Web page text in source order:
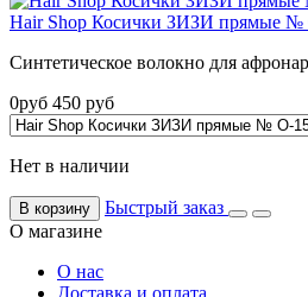
Hair Shop Косички ЗИЗИ прямые
Синтетическое волокно для
0руб 450 руб
Нет в наличии
В корзину
Быстрый заказ
О магазине
О нас
Доставка и оплата